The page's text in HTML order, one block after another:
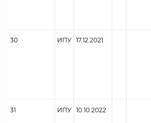
30 ИПУ 17.12.2021
31 ИПУ 10.10.2022